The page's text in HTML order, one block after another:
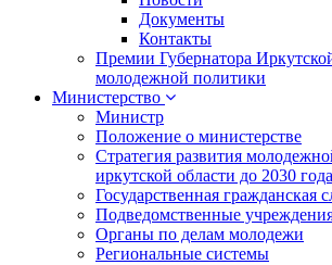
Документы
Контакты
Премии Губернатора
молодежной политики
Министерство
Министр
Положение о министерстве
Стратегия развития
иркутской области до 2030 года
Государственная гражданская
Подведомственные
Органы по делам молодежи
Региональные системы